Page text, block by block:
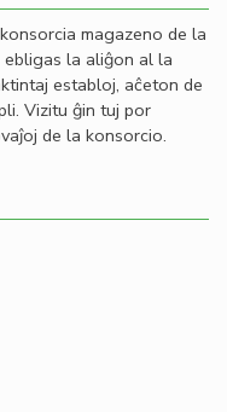
magazeno de la
la aliĝon al la
establoj, aĉeton de
Vizitu ĝin tuj por
de la konsorcio.